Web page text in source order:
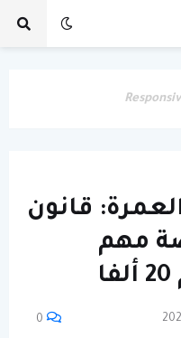
قانون
مهم
0